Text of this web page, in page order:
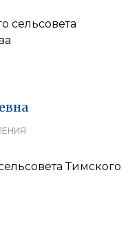
сельсовета
Тимского